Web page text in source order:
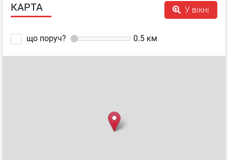
КАРТА У вікні
що поруч? 0.5 км